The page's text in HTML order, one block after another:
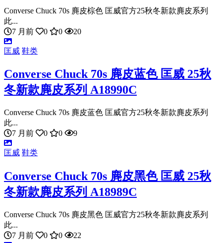
Converse Chuck 70s 麂皮棕色 匡威官方25秋冬新款麂皮系列
此...
7 月前
0 0 20
匡威 鞋类
Converse Chuck 70s 麂皮蓝色 匡威 25秋
冬新款麂皮系列 A18990C
Converse Chuck 70s 麂皮蓝色 匡威官方25秋冬新款麂皮系列
此...
7 月前
0 0 9
匡威 鞋类
Converse Chuck 70s 麂皮黑色 匡威 25秋
冬新款麂皮系列 A18989C
Converse Chuck 70s 麂皮黑色 匡威官方25秋冬新款麂皮系列
此...
7 月前
0 0 22